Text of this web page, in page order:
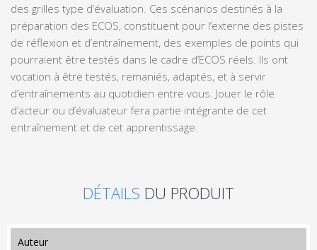
des grilles type d’évaluation. Ces scénarios destinés à la
préparation des ECOS, constituent pour l’externe des pistes
de réflexion et d’entraînement, des exemples de points qui
pourraient être testés dans le cadre d’ECOS réels. Ils ont
vocation à être testés, remaniés, adaptés, et à servir
d’entraînements au quotidien entre vous. Jouer le rôle
d’acteur ou d’évaluateur fera partie intégrante de cet
entraînement et de cet apprentissage.
DÉTAILS DU PRODUIT
auteur